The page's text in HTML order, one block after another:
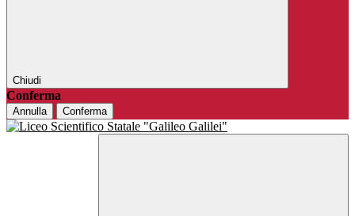
Chiudi
Conferma
Annulla Conferma